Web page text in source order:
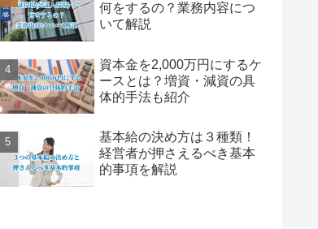
何をするの？業務内容につ
いて解説
資本金を2,000万円にするケ
ースとは？増資・減資の具
体的手法も紹介
基本給の決め方は３種類！
経営者が押さえるべき基本
的事項を解説